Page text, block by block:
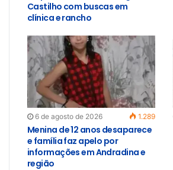
Castilho com buscas em
clínica e rancho
6 de agosto de 2026 1.289
Menina de 12 anos desaparece
e família faz apelo por
informações em Andradina e
região